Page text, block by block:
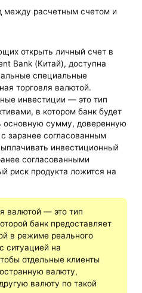
между расчетным счетом и
открыть личный счет в
Bank (Китай), доступна
специальные
торговля валютой.
инвестиции — это тип
в котором банк будет
основную сумму, доверенную
заранее согласованным
инвестиционный
согласованными
риск продукта ложится на
валютой — это тип
банк предоставляет
в режиме реального
ситуацией на
отдельные клиенты
валюту,
валюту по такой